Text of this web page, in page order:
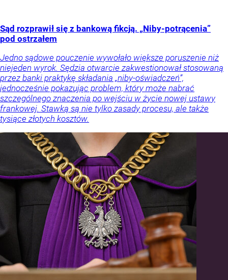
Sąd rozprawił się z bankową fikcją. „Niby-potrącenia”
pod ostrzałem
Jedno sądowe pouczenie wywołało większe poruszenie niż
niejeden wyrok. Sędzia otwarcie zakwestionował stosowaną
przez banki praktykę składania „niby-oświadczeń”,
jednocześnie pokazując problem, który może nabrać
szczególnego znaczenia po wejściu w życie nowej ustawy
frankowej. Stawką są nie tylko zasady procesu, ale także
tysiące złotych kosztów.